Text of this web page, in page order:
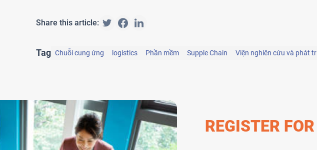
Share this article:
Tag Chuỗi cung ứng logistics Phần mềm Supple Chain Viện nghiên cứu và phát
REGISTER